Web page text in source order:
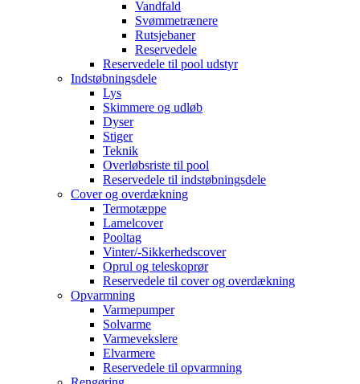
Vandfald
Svømmetrænere
Rutsjebaner
Reservedele
Reservedele til pool udstyr
Indstøbningsdele
Lys
Skimmere og udløb
Dyser
Stiger
Teknik
Overløbsriste til pool
Reservedele til indstøbningsdele
Cover og overdækning
Termotæppe
Lamelcover
Pooltag
Vinter/-Sikkerhedscover
Oprul og teleskoprør
Reservedele til cover og overdækning
Opvarmning
Varmepumper
Solvarme
Varmevekslere
Elvarmere
Reservedele til opvarmning